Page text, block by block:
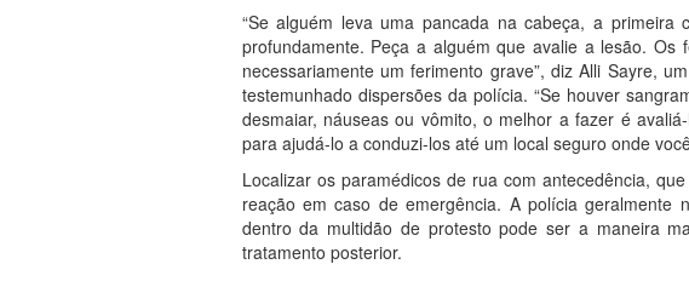
“Se alguém leva uma pancada na cabeça, a
profundamente. Peça a alguém que avalie a lesão.
necessariamente um ferimento grave”, diz Alli Sayre,
testemunhado dispersões da polícia. “Se houver
desmaiar, náuseas ou vômito, o melhor a fazer é
para ajudá-lo a conduzi-los até um local seguro onde
Localizar os paramédicos de rua com antecedência,
reação em caso de emergência. A polícia geralmente
dentro da multidão de protesto pode ser a maneira
tratamento posterior.